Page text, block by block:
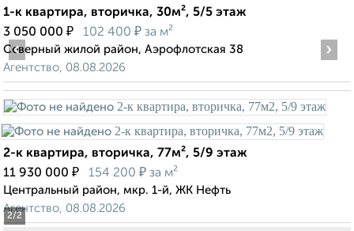
1-к квартира, вторичка, 30м², 5/5 этаж
3 050 000 ₽ 102 400 ₽ за м²
Северный жилой район, Аэрофлотская 38
Агентство, 08.08.2026
2/2
‹ ›
2-к квартира, вторичка, 77м², 5/9 этаж
11 930 000 ₽ 154 200 ₽ за м²
Центральный район, мкр. 1-й, ЖК Нефть
Агентство, 08.08.2026